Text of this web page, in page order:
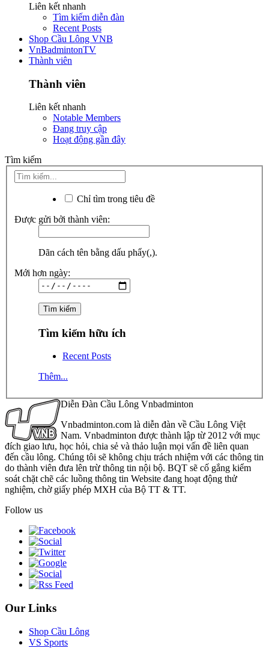
Liên kết nhanh
Tìm kiếm diễn đàn
Recent Posts
Shop Cầu Lông VNB
VnBadmintonTV
Thành viên
Thành viên
Liên kết nhanh
Notable Members
Đang truy cập
Hoạt động gần đây
Tìm kiếm
Chỉ tìm trong tiêu đề
Được gửi bởi thành viên:
Dãn cách tên bằng dấu phẩy(,).
Mới hơn ngày:
Tìm kiếm hữu ích
Recent Posts
Thêm...
Diễn Đàn Cầu Lông Vnbadminton
Vnbadminton.com là diễn đàn về Cầu Lông Việt
Nam. Vnbadminton được thành lập từ 2012 với mục
đích giao lưu, học hỏi, chia sẻ và thảo luận mọi vấn đề liên quan
đến cầu lông. Chúng tôi sẽ không chịu trách nhiệm với các thông tin
do thành viên đưa lên trừ thông tin nội bộ. BQT sẽ cố gắng kiểm
soát chặt chẽ các luồng thông tin Website đang hoạt động thử
nghiệm, chờ giấy phép MXH của Bộ TT & TT.
Follow us
Our Links
Shop Cầu Lông
VS Sports